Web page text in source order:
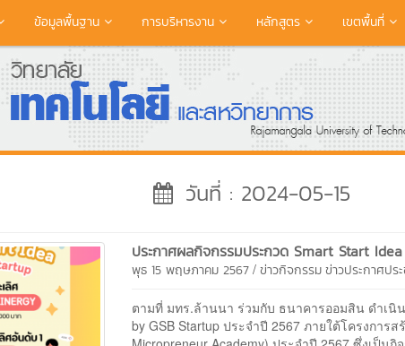
ข้อมูลพื้นฐาน การบริหารงาน หลักสูตร เขตพื้นที่
วันที่ : 2024-05-15
ประกาศผลกิจกรรมประกวด Smart Start
พุธ 15 พฤษภาคม 2567 /ข่าวกิจกรรม ข่าวประกาศปร
ตามที่ มทร.ล้านนา ร่วมกับ ธนาคารออมสิน ดำเนิ
by GSB Startup ประจำปี 2567 ภายใต้โครงการ